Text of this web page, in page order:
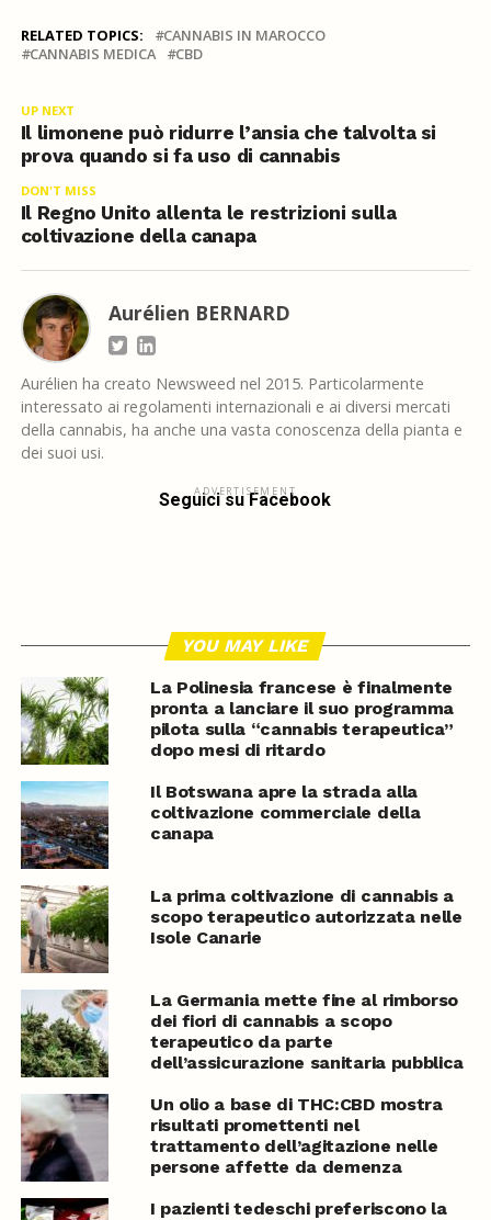
RELATED TOPICS:
CANNABIS IN MAROCCO
CANNABIS MEDICA
CBD
UP NEXT
Il limonene può ridurre l’ansia che talvolta si
prova quando si fa uso di cannabis
DON'T MISS
Il Regno Unito allenta le restrizioni sulla
coltivazione della canapa
Aurélien BERNARD
Aurélien ha creato Newsweed nel 2015. Particolarmente
interessato ai regolamenti internazionali e ai diversi mercati
della cannabis, ha anche una vasta conoscenza della pianta e
dei suoi usi.
ADVERTISEMENT
Seguici su Facebook
YOU MAY LIKE
La Polinesia francese è finalmente
pronta a lanciare il suo programma
pilota sulla “cannabis terapeutica”
dopo mesi di ritardo
Il Botswana apre la strada alla
coltivazione commerciale della
canapa
La prima coltivazione di cannabis a
scopo terapeutico autorizzata nelle
Isole Canarie
La Germania mette fine al rimborso
dei fiori di cannabis a scopo
terapeutico da parte
dell’assicurazione sanitaria pubblica
Un olio a base di THC:CBD mostra
risultati promettenti nel
trattamento dell’agitazione nelle
persone affette da demenza
I pazienti tedeschi preferiscono la